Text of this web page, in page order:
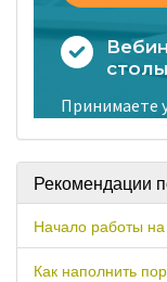
Рекомендации
Начало работы
Как наполнить